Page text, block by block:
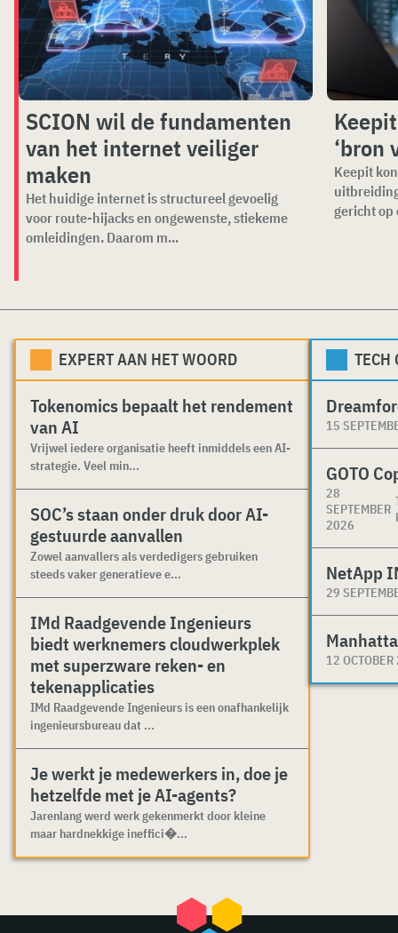
SCION wil de fundamenten
van het internet veiliger
maken
Het huidige internet is structureel gevoelig
voor route-hijacks en ongewenste, stiekeme
omleidingen. Daarom m...
‘bron
Keepit
gericht op
EXPERT AAN HET WOORD
Tokenomics bepaalt het rendement
van AI
Vrijwel iedere organisatie heeft inmiddels een AI-
strategie. Veel min...
SOC’s staan onder druk door AI-
gestuurde aanvallen
Zowel aanvallers als verdedigers gebruiken
steeds vaker generatieve e...
IMd Raadgevende Ingenieurs
biedt werknemers cloudwerkplek
met superzware reken- en
tekenapplicaties
IMd Raadgevende Ingenieurs is een onafhankelijk
ingenieursbureau dat ...
Je werkt je medewerkers in, doe je
hetzelfde met je AI-agents?
Jarenlang werd werk gekenmerkt door kleine
maar hardnekkige ineffici�...
TECH
15
GOTO
28
SEPTEMBER
2026
NetApp
29
12